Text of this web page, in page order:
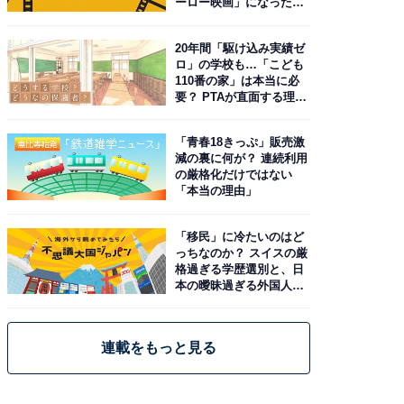
20年間「駆け込み実績ゼ
ロ」の学校も…「こども
110番の家」は本当に必
要？ PTAが直面する理想
「青春18きっぷ」販売激
減の裏に何が？ 連続利用
の厳格化だけではない
「本当の理由」
「移民」に冷たいのはど
っちなのか？ スイスの厳
格過ぎる学歴選別と、日
本の曖昧過ぎる外国人政
連載をもっと見る